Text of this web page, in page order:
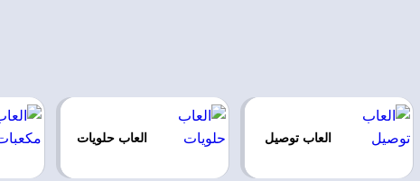
العاب توصيل العاب حلويات